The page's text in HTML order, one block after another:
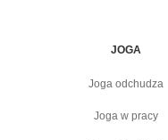
JOGA
Joga odchudza
Joga w pracy